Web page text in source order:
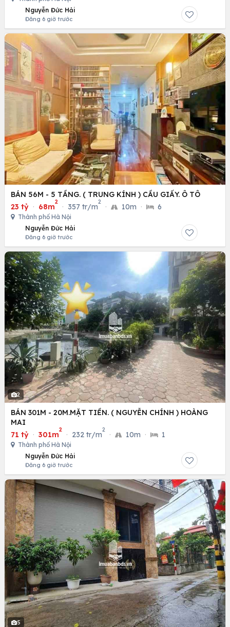
Nguyễn Đức Hải
Đăng 6 giờ trước
BÁN 56M - 5 TẦNG. ( TRUNG KÍNH ) CẦU GIẤY. Ô TÔ
23 tỷ · 68m
2
· 357 tr/m
2
· 10m · 6
Thành phố Hà Nội
Nguyễn Đức Hải
Đăng 6 giờ trước
2
BÁN 301M - 20M.MẶT TIỀN. ( NGUYỄN CHÍNH ) HOÀNG
MAI
71 tỷ · 301m
2
· 232 tr/m
2
· 10m · 1
Thành phố Hà Nội
Nguyễn Đức Hải
Đăng 6 giờ trước
5